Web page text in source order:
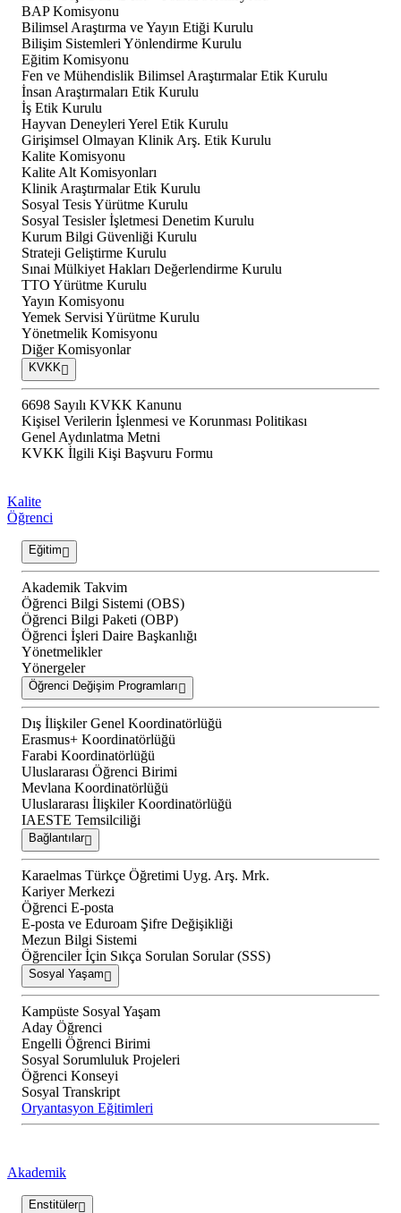
BAP Komisyonu
Bilimsel Araştırma ve Yayın Etiği Kurulu
Bilişim Sistemleri Yönlendirme Kurulu
Eğitim Komisyonu
Fen ve Mühendislik Bilimsel Araştırmalar Etik Kurulu
İnsan Araştırmaları Etik Kurulu
İş Etik Kurulu
Hayvan Deneyleri Yerel Etik Kurulu
Girişimsel Olmayan Klinik Arş. Etik Kurulu
Kalite Komisyonu
Kalite Alt Komisyonları
Klinik Araştırmalar Etik Kurulu
Sosyal Tesis Yürütme Kurulu
Sosyal Tesisler İşletmesi Denetim Kurulu
Kurum Bilgi Güvenliği Kurulu
Strateji Geliştirme Kurulu
Sınai Mülkiyet Hakları Değerlendirme Kurulu
TTO Yürütme Kurulu
Yayın Komisyonu
Yemek Servisi Yürütme Kurulu
Yönetmelik Komisyonu
Diğer Komisyonlar
KVKK
6698 Sayılı KVKK Kanunu
Kişisel Verilerin İşlenmesi ve Korunması Politikası
Genel Aydınlatma Metni
KVKK İlgili Kişi Başvuru Formu
Kalite
Öğrenci
Eğitim
Akademik Takvim
Öğrenci Bilgi Sistemi (OBS)
Öğrenci Bilgi Paketi (OBP)
Öğrenci İşleri Daire Başkanlığı
Yönetmelikler
Yönergeler
Öğrenci Değişim Programları
Dış İlişkiler Genel Koordinatörlüğü
Erasmus+ Koordinatörlüğü
Farabi Koordinatörlüğü
Uluslararası Öğrenci Birimi
Mevlana Koordinatörlüğü
Uluslararası İlişkiler Koordinatörlüğü
IAESTE Temsilciliği
Bağlantılar
Karaelmas Türkçe Öğretimi Uyg. Arş. Mrk.
Kariyer Merkezi
Öğrenci E-posta
E-posta ve Eduroam Şifre Değişikliği
Mezun Bilgi Sistemi
Öğrenciler İçin Sıkça Sorulan Sorular (SSS)
Sosyal Yaşam
Kampüste Sosyal Yaşam
Aday Öğrenci
Engelli Öğrenci Birimi
Sosyal Sorumluluk Projeleri
Öğrenci Konseyi
Sosyal Transkript
Oryantasyon Eğitimleri
Akademik
Enstitüler